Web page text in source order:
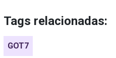
Tags relacionadas:
GOT7